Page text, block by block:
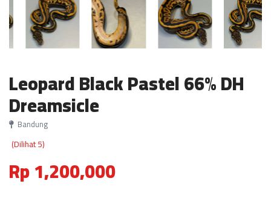
Leopard Black Pastel 66% DH
Dreamsicle
Bandung
(Dilihat 5)
Rp 1,200,000